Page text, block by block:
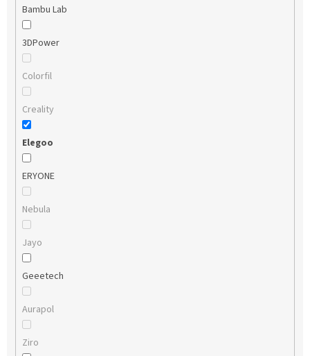
Bambu Lab
3DPower
Colorfil
Creality
Elegoo
ERYONE
Nebula
Jayo
Geeetech
Aurapol
Ziro